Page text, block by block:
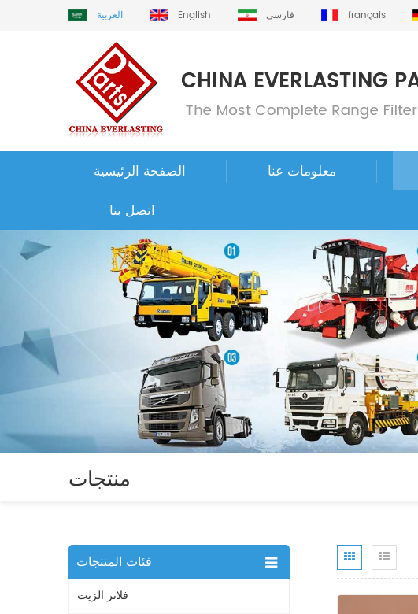
العربية English فارسی français
الصفحة الرئيسية معلومات عنا
اتصل بنا
منتجات
فئات المنتجات
فلاتر الزيت